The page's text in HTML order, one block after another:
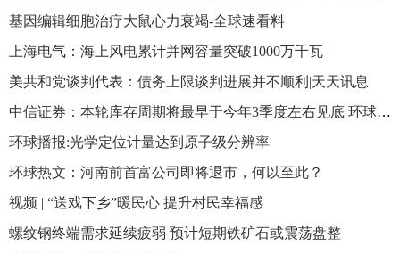
基因编辑细胞治疗大鼠心力衰竭-全球速看料
上海电气：海上风电累计并网容量突破1000万千瓦
美共和党谈判代表：债务上限谈判进展并不顺利|天天讯息
中信证券：本轮库存周期将最早于今年3季度左右见底 环球快报
环球播报:光学定位计量达到原子级分辨率
环球热文：河南前首富公司即将退市，何以至此？
视频 | “送戏下乡”暖民心 提升村民幸福感
螺纹钢终端需求延续疲弱 预计短期铁矿石或震荡盘整